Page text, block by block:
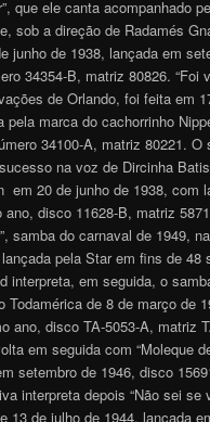
que ele canta acompanhado
sob a direção de Radamés
junho de 1938, lançada em
34354-B, matriz 80826. “Foi
de Orlando, foi feita em
pela marca do cachorrinho
34100-A, matriz 80221. O
na voz de Dircinha
em 20 de junho de 1938, com
disco 11628-B, matriz
samba do carnaval de 1949,
pela Star em fins de 48
interpreta, em seguida, o
Todamérica de 8 de março de
ano, disco TA-5053-A, matriz
em seguida com “Moleque
setembro de 1946, disco
interpreta depois “Não sei se
13 de julho de 1944, lançada